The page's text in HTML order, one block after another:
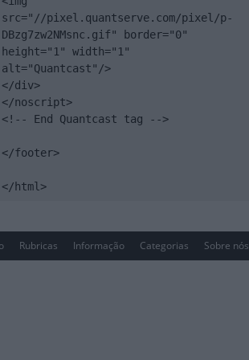
src="//pixel.quantserve.com/pixel/p-
DBzg7zw2NMsnc.gif" border="0"
height="1" width="1"
alt="Quantcast"/>
</div>
</noscript>
<!-- End Quantcast tag -->
</footer>
</html>
Rubricas Informação Categorias Sobre nós